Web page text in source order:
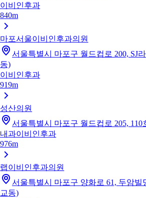
이비인후과
840m
마포서울이비인후과의원
서울특별시 마포구 월드컵로 200, SJ
동)
이비인후과
919m
성산의원
서울특별시 마포구 월드컵로 205, 110
내과이비인후과
976m
랩이비인후과의원
서울특별시 마포구 양화로 61, 두암빌
교동)